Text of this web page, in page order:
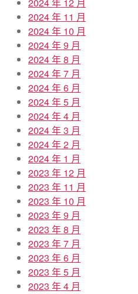
2024 年 12 月
2024 年 11 月
2024 年 10 月
2024 年 9 月
2024 年 8 月
2024 年 7 月
2024 年 6 月
2024 年 5 月
2024 年 4 月
2024 年 3 月
2024 年 2 月
2024 年 1 月
2023 年 12 月
2023 年 11 月
2023 年 10 月
2023 年 9 月
2023 年 8 月
2023 年 7 月
2023 年 6 月
2023 年 5 月
2023 年 4 月